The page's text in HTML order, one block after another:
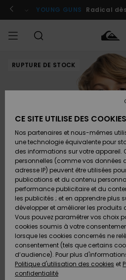
l'information
le
Se connecter / s'inscrire
YOUNG GUNS Radical
HOMME Vêtements
Chaussures
& Tongs
Surf
Snow
Nouveautés
Vêtements
Chaussures
& Tongs
Surf
Snow
Nouveautés
FEMME
Shop
A
Découvrir
Snow
SURF
Surf
Shop
Homme
Surf
Shop
Enfant
Highlights
SNOW
Snow
Shop
Homme
Snow
Shop
Enfant
Snow
Shop
Femme
A
Découvrir
OUTLET
Outlet
Homme
Enfant
Outlet
Femme
AIDE &
CONTACT
Accéder à
ma
commande
Retours
Paiement
Carte
Cadeau
Quiksilver
Freedom
Protection
des
MAGASINS
RUPTURE DE STOCK
CE SITE UTILISE DES COOKIES
Nos partenaires et nous-mêmes
une technologie équivalente pour
des informations sur votre appareil.
personnelles (comme vos données
adresse IP) peuvent être utilisées
publications et du contenu
performance publicitaire et du
les publicités ; et en apprendre plus
développer et améliorer les produits
Vous pouvez paramétrer vos choix
cookies soumis à votre
lorsque les cookies concernés ne
consentement (tels que certains
d’audience). Pour plus
Politique d'utilisation des cookies et
confidentialité